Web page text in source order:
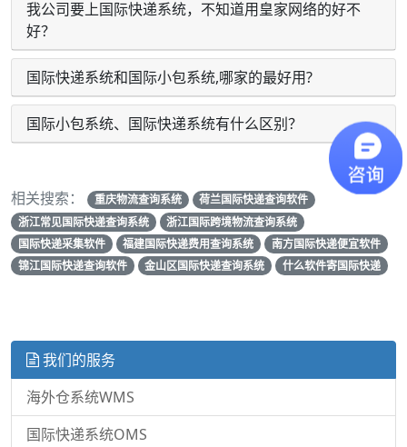
我公司要上国际快递系统，不知道用皇家网络的好不
好？
国际快递系统和国际小包系统,哪家的最好用?
国际小包系统、国际快递系统有什么区别？
相关搜索： 重庆物流查询系统
荷兰国际快递查询软件
浙江常见国际快递查询系统
浙江国际跨境物流查询系统
国际快递采集软件
福建国际快递费用查询系统
南方国际快递便宜软件
锦江国际快递查询软件
金山区国际快递查询系统 什么软件寄国际快递
我们的服务
海外仓系统WMS
国际快递系统OMS